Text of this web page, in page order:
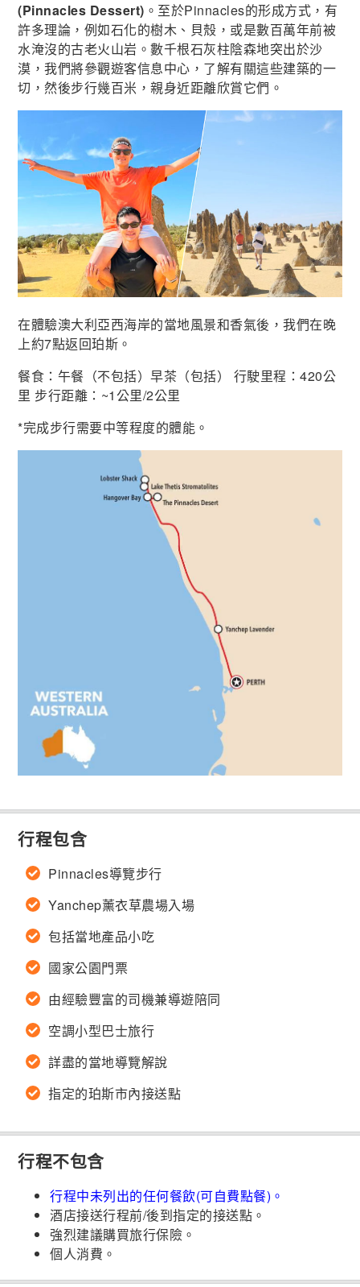
(Pinnacles Dessert) 。至於Pinnacles的形成方式，有
許多理論，例如石化的樹木、貝殼，或是數百萬年前被
水淹沒的古老火山岩。數千根石灰柱陰森地突出於沙
漠，我們將參觀遊客信息中心，了解有關這些建築的一
切，然後步行幾百米，親身近距離欣賞它們。
在體驗澳大利亞西海岸的當地風景和香氣後，我們在晚
上約7點返回珀斯。
餐食：午餐（不包括）早茶（包括） 行駛里程：420公
里 步行距離：~1公里/2公里
*完成步行需要中等程度的體能。
行程包含
Pinnacles導覽步行
Yanchep薰衣草農場入場
包括當地產品小吃
國家公園門票
由經驗豐富的司機兼導遊陪同
空調小型巴士旅行
詳盡的當地導覽解說
指定的珀斯市內接送點
行程不包含
行程中未列出的任何餐飲(可自費點餐)。
酒店接送行程前/後到指定的接送點。
強烈建議購買旅行保險。
個人消費。